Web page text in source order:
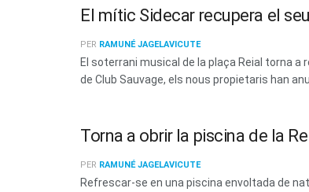
El mític Sidecar recupera el
PER RAMUNÉ JAGELAVICUTE
El soterrani musical de la plaça Reial torna
de Club Sauvage, els nous propietaris han
Torna a obrir la piscina de la
PER RAMUNÉ JAGELAVICUTE
Refrescar-se en una piscina envoltada de